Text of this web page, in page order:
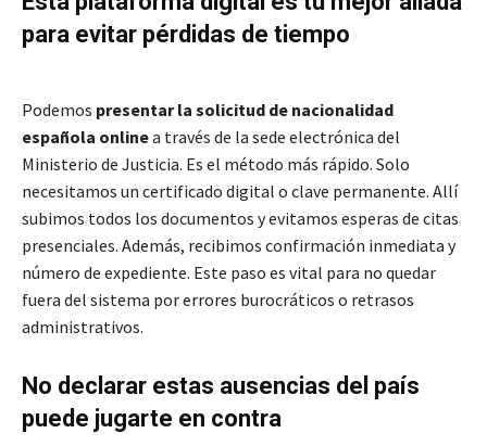
para evitar pérdidas de tiempo
Podemos presentar la solicitud de nacionalidad
española onlinea través de la sede electrónica del
Ministerio de Justicia. Es el método más rápido. Solo
necesitamos un certificado digital o clave permanente. Allí
subimos todos los documentos y evitamos esperas de citas
presenciales. Además, recibimos confirmación inmediata y
número de expediente. Este paso es vital para no quedar
fuera del sistema por errores burocráticos o retrasos
administrativos.
No declarar estas ausencias del país
puede jugarte en contra